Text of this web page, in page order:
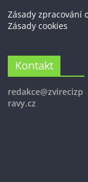
Zásady zpracování
Zásady cookies
Kontakt
redakce@zvirecizp
ravy.cz